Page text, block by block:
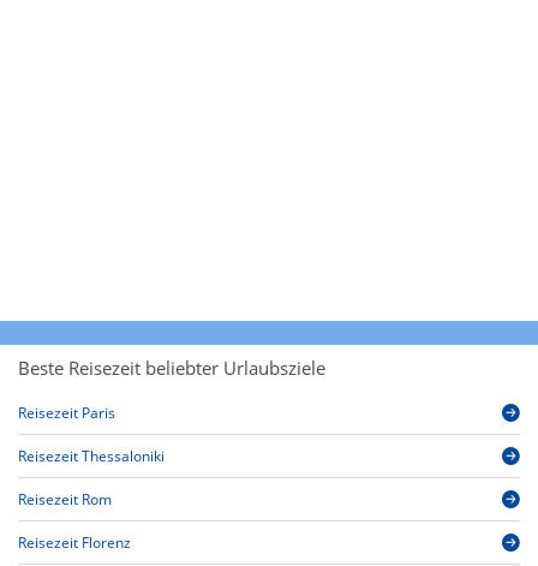
Beste Reisezeit beliebter Urlaubsziele
Reisezeit Paris
Reisezeit Thessaloniki
Reisezeit Rom
Reisezeit Florenz